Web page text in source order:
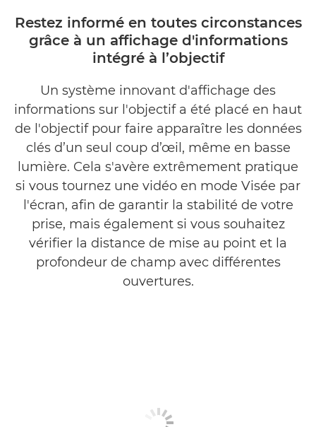
Restez informé en toutes circonstances
grâce à un affichage d'informations
intégré à l’objectif
Un système innovant d'affichage des
informations sur l'objectif a été placé en haut
de l'objectif pour faire apparaître les données
clés d’un seul coup d’œil, même en basse
lumière. Cela s'avère extrêmement pratique
si vous tournez une vidéo en mode Visée par
l'écran, afin de garantir la stabilité de votre
prise, mais également si vous souhaitez
vérifier la distance de mise au point et la
profondeur de champ avec différentes
ouvertures.